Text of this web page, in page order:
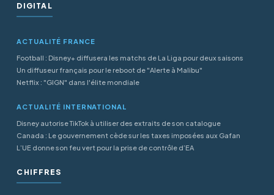
DIGITAL
ACTUALITÉ FRANCE
Football : Disney+ diffusera les matchs de La Liga pour deux saisons
Un diffuseur français pour le reboot de "Alerte à Malibu"
Netflix : "GIGN" dans l'élite mondiale
ACTUALITÉ INTERNATIONAL
Disney autorise TikTok à utiliser des extraits de son catalogue
Canada : Le gouvernement cède sur les taxes imposées aux Gafan
L’UE donne son feu vert pour la prise de contrôle d’EA
CHIFFRES